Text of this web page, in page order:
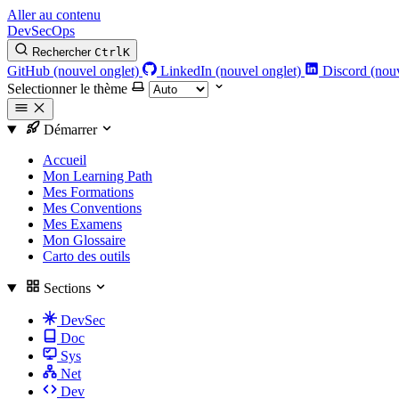
Aller au contenu
DevSecOps
Rechercher CtrlK
GitHub (nouvel onglet) LinkedIn (nouvel onglet) Discord
Selectionner le thème
Démarrer
Accueil
Mon Learning Path
Mes Formations
Mes Conventions
Mes Examens
Mon Glossaire
Carto des outils
Sections
DevSec
Doc
Sys
Net
Dev